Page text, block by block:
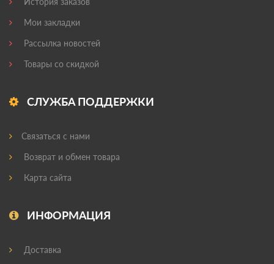
Мои закладки
Рассылка новостей
Товары со скидкой
СЛУЖБА ПОДДЕРЖКИ
Связаться с нами
Возврат и обмен товара
Карта сайта
ИНФОРМАЦИЯ
Доставка